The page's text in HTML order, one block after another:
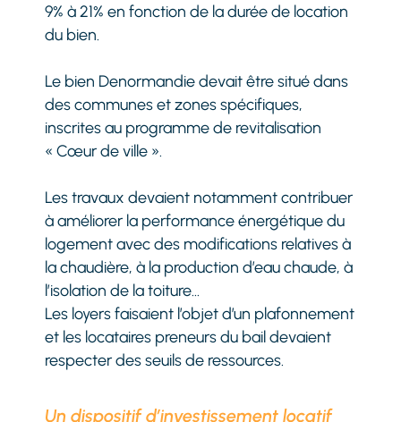
9% à 21% en fonction de la durée de location
du bien.
Le bien Denormandie devait être situé dans
des communes et zones spécifiques,
inscrites au programme de revitalisation
« Cœur de ville ».
Les travaux devaient notamment contribuer
à améliorer la performance énergétique du
logement avec des modifications relatives à
la chaudière, à la production d’eau chaude, à
l’isolation de la toiture…
Les loyers faisaient l’objet d’un plafonnement
et les locataires preneurs du bail devaient
respecter des seuils de ressources.
Un dispositif d’investissement locatif